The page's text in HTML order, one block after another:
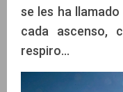
se les ha
cada ascenso,
respiro…